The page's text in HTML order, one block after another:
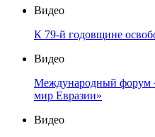
Видео
К 79-й годовщине
Видео
Международный форум
мир Евразии»
Видео